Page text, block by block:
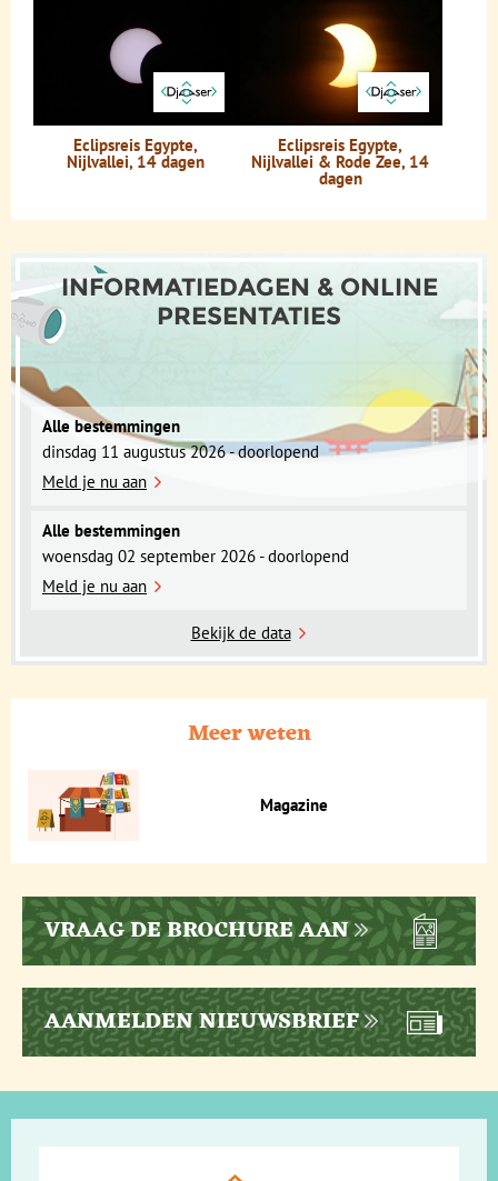
Eclipsreis Egypte,
Nijlvallei, 14 dagen
Eclipsreis Egypte,
Nijlvallei & Rode Zee, 14
dagen
INFORMATIEDAGEN & ONLINE
PRESENTATIES
Alle bestemmingen
dinsdag 11 augustus 2026 - doorlopend
Meld je nu aan
Alle bestemmingen
woensdag 02 september 2026 - doorlopend
Meld je nu aan
Bekijk de data
Meer weten
Magazine
VRAAG DE BROCHURE AAN
AANMELDEN NIEUWSBRIEF